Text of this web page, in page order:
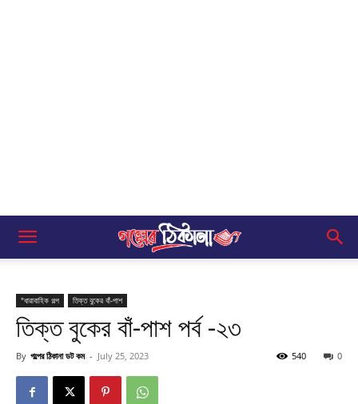
"ধারাবাহিক গল্প তিক্ত বুকের বাঁ-পাশ
তিক্ত বুকের বাঁ-পাশ পর্ব -২৩
By গল্পের ঠিকানা ডট কম - July 25, 2023 0
540